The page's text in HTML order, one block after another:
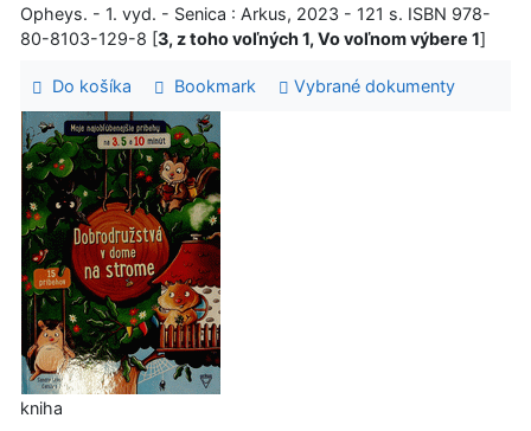
Opheys. - 1. vyd. - Senica : Arkus, 2023 - 121 s. ISBN 978-
80-8103-129-8 [3, z toho voľných 1, Vo voľnom výbere 1]
Do košíka Bookmark Vybrané dokumenty
kniha